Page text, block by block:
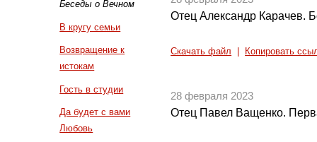
Беседы о Вечном
В кругу семьи
Возвращение к
истокам
Гость в студии
Да будет с вами
Любовь
Отец Александр Карачев.
Скачать файл Копировать
28 февраля 2023
Отец Павел Ващенко.